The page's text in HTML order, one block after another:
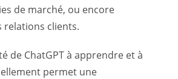
de marché, ou encore
relations clients.
de ChatGPT à apprendre et à
permet une